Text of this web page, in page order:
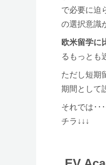
で必要に迫
の選択意識
欧米留学に
るもっとも
ただし短期
期間として
それでは･･
チラ↓↓↓